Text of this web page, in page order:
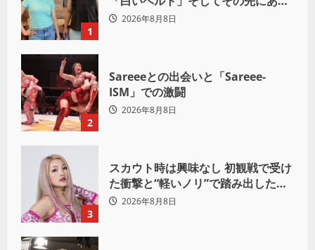
1
世界へ
2026年8月8日
2
Sareeeとの出会いと「Sareee-
ISM」での激闘
2026年8月8日
3
スカウト時は興味なし 初観戦で受け
た衝撃と“軽いノリ”で踏み出したプ
ロレスへの道
2026年8月8日